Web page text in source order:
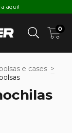
aqui!
0
e cases >